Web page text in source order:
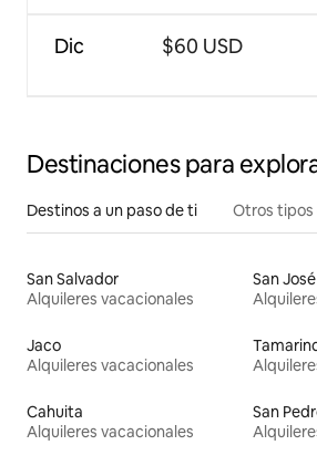
Dic $60 USD
Destinaciones para
Destinos a un paso de ti Otros tipos
San Salvador
Alquileres vacacionales
San José
Jaco
Alquileres vacacionales
Cahuita
Alquileres vacacionales
San